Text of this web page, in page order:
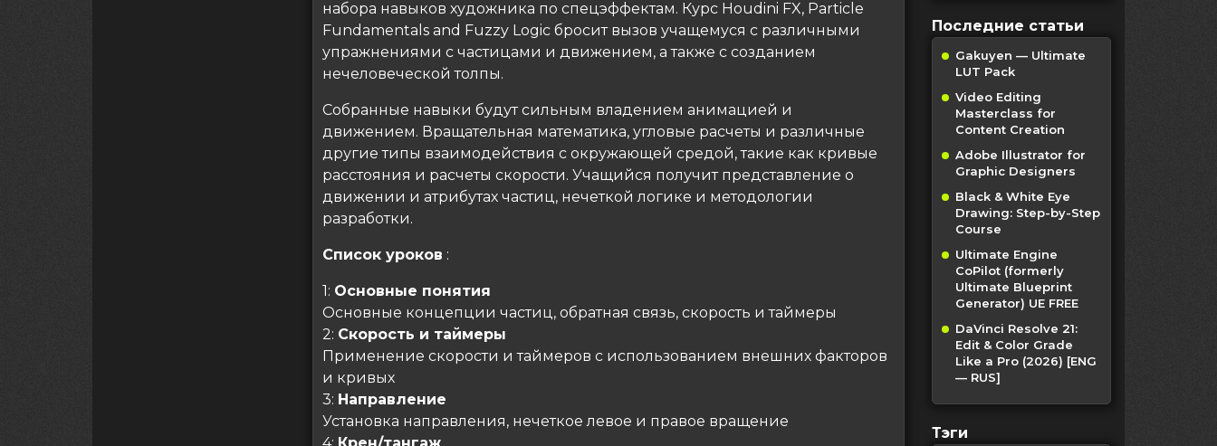
набора навыков художника по спецэффектам. Курс Houdini FX, Particle
Fundamentals and Fuzzy Logic бросит вызов учащемуся с различными
упражнениями с частицами и движением, а также с созданием
нечеловеческой толпы.
Собранные навыки будут сильным владением анимацией и
движением. Вращательная математика, угловые расчеты и различные
другие типы взаимодействия с окружающей средой, такие как кривые
расстояния и расчеты скорости. Учащийся получит представление о
движении и атрибутах частиц, нечеткой логике и методологии
разработки.
Список уроков :
1: Основные понятия
Основные концепции частиц, обратная связь, скорость и таймеры
2: Скорость и таймеры
Применение скорости и таймеров с использованием внешних факторов
и кривых
3: Направление
Установка направления, нечеткое левое и правое вращение
4: Крен/тангаж
Последние статьи
Gakuyen — Ultimate
LUT Pack
Video Editing
Masterclass for
Content Creation
Adobe Illustrator for
Graphic Designers
Black & White Eye
Drawing: Step-by-Step
Course
Ultimate Engine
CoPilot (formerly
Ultimate Blueprint
Generator) UE FREE
DaVinci Resolve 21:
Edit & Color Grade
Like a Pro (2026) [ENG
— RUS]
Тэги